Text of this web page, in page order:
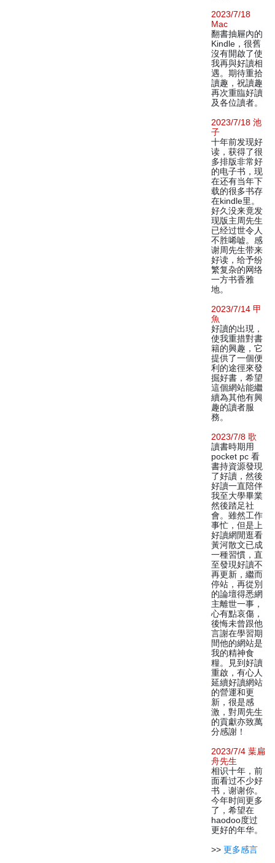
2023/7/18
Mac
翻書抽屜內的
Kindle，很舊
沒有開啟了使
我再與好讀相
遇。期待重拾
讀趣，祝讀趣
再次重臨好讀
及各位讀者。
2023/7/18 池
子
十年前发现好
读，获得了很
多排版非常好
的电子书，现
在还有当年下
载的很多书存
在kindle里。
好久没来竟发
现版主周先生
已经过世令人
不胜唏嘘。感
谢周先生带来
好读，给予纷
繁复杂的网络
一方书香雅
地。
2023/7/14 甲
魚
好讀的出現，
使我重措對書
籍的興趣，它
提供了一個便
利的途徑來發
掘好書，希望
這個網站能繼
續為其他有興
趣的讀者服
務。
2023/7/8 歌
讀書時期用
pocket pc 看
書持資源發現
了好讀，然後
好讀一直陪伴
我至大學畢業
然後踏足社
會。雖然工作
事忙，但是上
好讀網閒逛看
黃河散文已成
一種習慣，直
至發現好讀不
再更新，繼而
停站，再從別
的論壇得悉網
主離世一事，
心有點哀傷，
後悔未曾跟他
言謝在學習期
間他的網站是
我的精神食
糧。見到好讀
重啟，有心人
延續好讀網站
的營運和更
新，很是感
激，對周先生
的貢獻亦致萬
分感謝！
2023/7/4 葉扁
舟先生
相识十年，前
面看过不少好
书，谢谢你。
今年时间更多
了，希望在
haodoo度过
更好的年华。
>> 更多感言